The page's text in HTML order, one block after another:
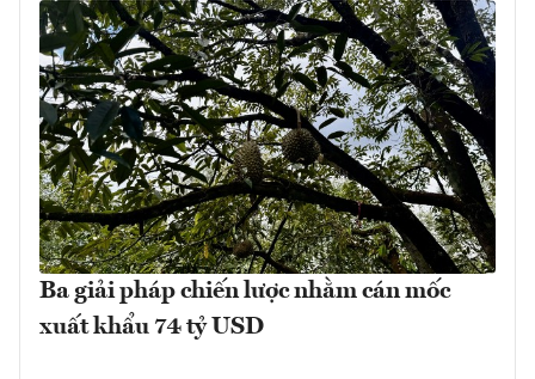
Ba giải pháp chiến lược nhằm cán mốc
xuất khẩu 74 tỷ USD